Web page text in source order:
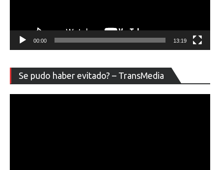
00:00 13:19
Se pudo haber evitado? – TransMedia
de